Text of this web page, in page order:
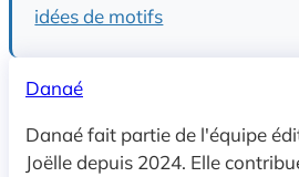
idées de motifs
Danaé
Danaé fait partie de l'équipe
Joëlle depuis 2024. Elle